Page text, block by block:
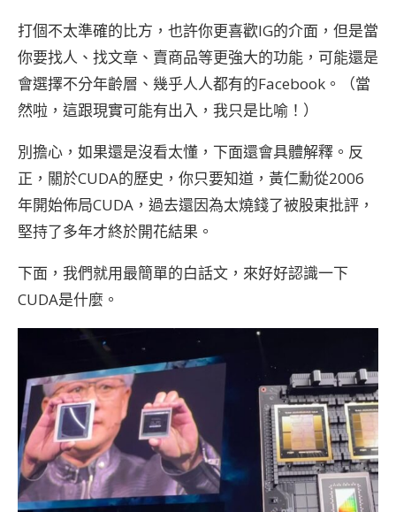
打個不太準確的比方，也許你更喜歡IG的介面，但是當
你要找人、找文章、賣商品等更強大的功能，可能還是
會選擇不分年齡層、幾乎人人都有的Facebook。（當
然啦，這跟現實可能有出入，我只是比喻！）
別擔心，如果還是沒看太懂，下面還會具體解釋。反
正，關於CUDA的歷史，你只要知道，黃仁勳從2006
年開始佈局CUDA，過去還因為太燒錢了被股東批評，
堅持了多年才終於開花結果。
下面，我們就用最簡單的白話文，來好好認識一下
CUDA是什麼。